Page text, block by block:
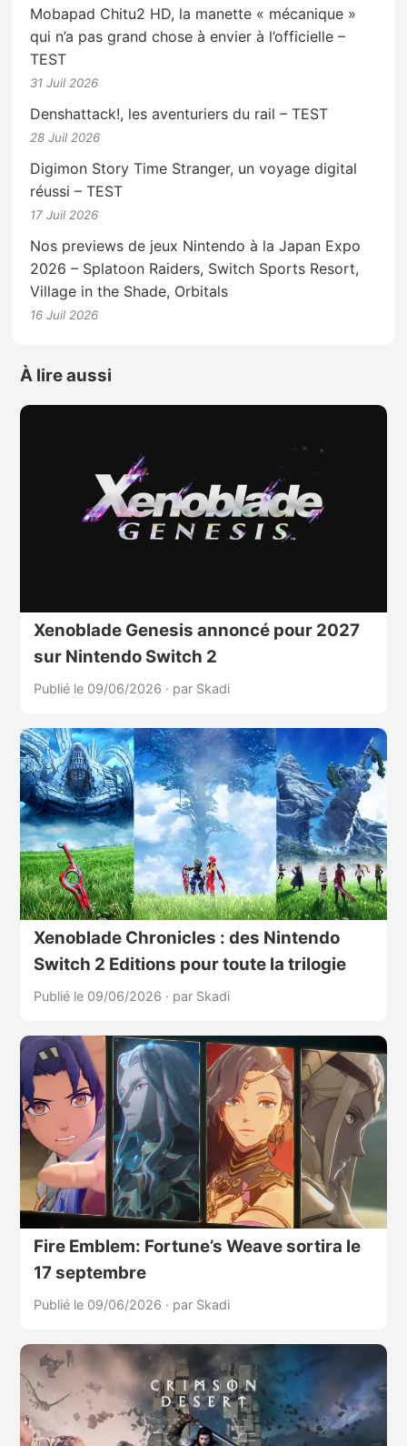
Mobapad Chitu2 HD, la manette « mécanique »
qui n’a pas grand chose à envier à l’officielle –
TEST
31 Juil 2026
Denshattack!, les aventuriers du rail – TEST
28 Juil 2026
Digimon Story Time Stranger, un voyage digital
réussi – TEST
17 Juil 2026
Nos previews de jeux Nintendo à la Japan Expo
2026 – Splatoon Raiders, Switch Sports Resort,
Village in the Shade, Orbitals
16 Juil 2026
À lire aussi
Xenoblade Genesis annoncé pour 2027
sur Nintendo Switch 2
Publié le 09/06/2026 · par Skadi
Xenoblade Chronicles : des Nintendo
Switch 2 Editions pour toute la trilogie
Publié le 09/06/2026 · par Skadi
Fire Emblem: Fortune’s Weave sortira le
17 septembre
Publié le 09/06/2026 · par Skadi